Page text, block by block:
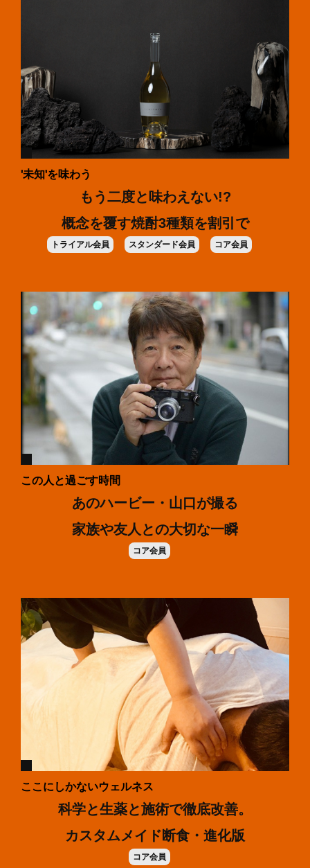
'未知'を味わう
もう二度と味わえない!?
概念を覆す焼酎3種類を割引で
トライアル会員 スタンダード会員 コア会員
この人と過ごす時間
あのハービー・山口が撮る
家族や友人との大切な一瞬
コア会員
ここにしかないウェルネス
科学と生薬と施術で徹底改善。
カスタムメイド断食・進化版
コア会員